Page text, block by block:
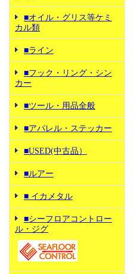
■オイル・グリス等ケミ
カル類
■ライン
■フック・リング・シン
カー
■ツール・用品全般
■アパレル・ステッカー
■USED(中古品）
■ルアー
■ イカメタル
■シーフロアコントロー
ル・ジグ